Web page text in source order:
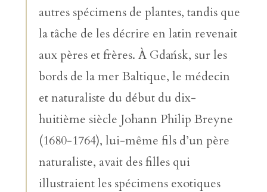
autres spécimens de plantes, tandis que
la tâche de les décrire en latin revenait
aux pères et frères. À Gdańsk, sur les
bords de la mer Baltique, le médecin
et naturaliste du début du dix-
huitième siècle Johann Philip Breyne
(1680-1764), lui-même fils d’un père
naturaliste, avait des filles qui
illustraient les spécimens exotiques